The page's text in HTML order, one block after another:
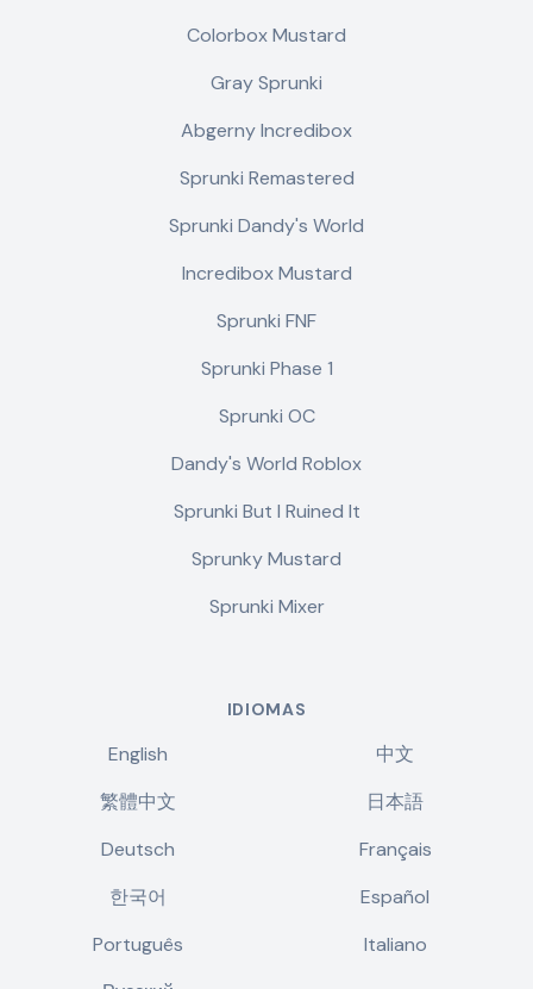
Colorbox Mustard
Gray Sprunki
Abgerny Incredibox
Sprunki Remastered
Sprunki Dandy's World
Incredibox Mustard
Sprunki FNF
Sprunki Phase 1
Sprunki OC
Dandy's World Roblox
Sprunki But I Ruined It
Sprunky Mustard
Sprunki Mixer
IDIOMAS
English
中文
繁體中文
日本語
Deutsch
Français
한국어
Español
Português
Italiano